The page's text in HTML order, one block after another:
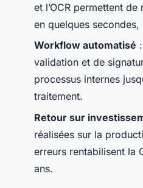
et l’OCR permettent
en quelques
Workflow automatisé
validation et de
processus internes
traitement.
Retour sur
réalisées sur la
erreurs rentabilisent la
ans.